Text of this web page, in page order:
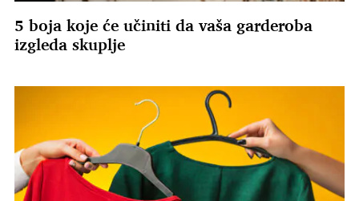
5 boja koje će učiniti da vaša garderoba
izgleda skuplje